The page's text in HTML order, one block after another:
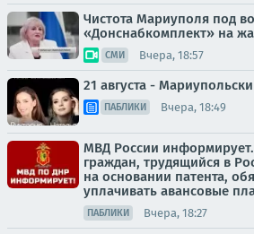
Чистота Мариуполя под
«Донснабкомплект» на
СМИ Вчера, 18:57
21 августа -
ПАБЛИКИ Вчера, 18:49
МВД России
граждан, трудящийся в
на основании патента,
уплачивать авансовые
ПАБЛИКИ Вчера, 18:27